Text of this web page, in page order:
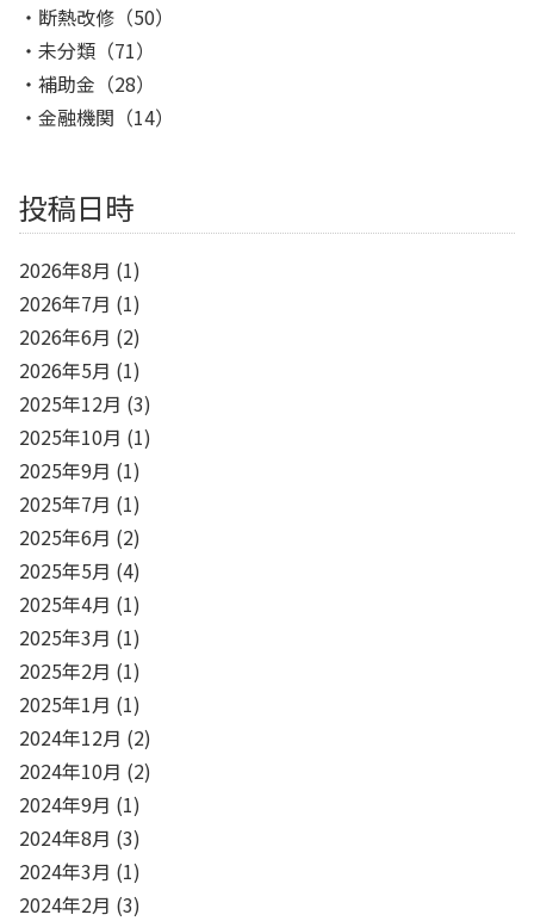
断熱改修 （50）
未分類 （71）
補助金 （28）
金融機関 （14）
投稿日時
2026年8月 (1)
2026年7月 (1)
2026年6月 (2)
2026年5月 (1)
2025年12月 (3)
2025年10月 (1)
2025年9月 (1)
2025年7月 (1)
2025年6月 (2)
2025年5月 (4)
2025年4月 (1)
2025年3月 (1)
2025年2月 (1)
2025年1月 (1)
2024年12月 (2)
2024年10月 (2)
2024年9月 (1)
2024年8月 (3)
2024年3月 (1)
2024年2月 (3)